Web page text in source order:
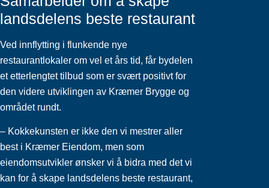
landsdelens beste restaurant
Ved innflytting i flunkende nye
restaurantlokaler om vel et års tid, får bydelen
et etterlengtet tilbud som er svært positivt for
den videre utviklingen av Kræmer Brygge og
området rundt.
– Kokkekunsten er ikke den vi mestrer aller
best i Kræmer Eiendom, men som
eiendomsutvikler ønsker vi å bidra med det vi
kan for å skape landsdelens beste restaurant,